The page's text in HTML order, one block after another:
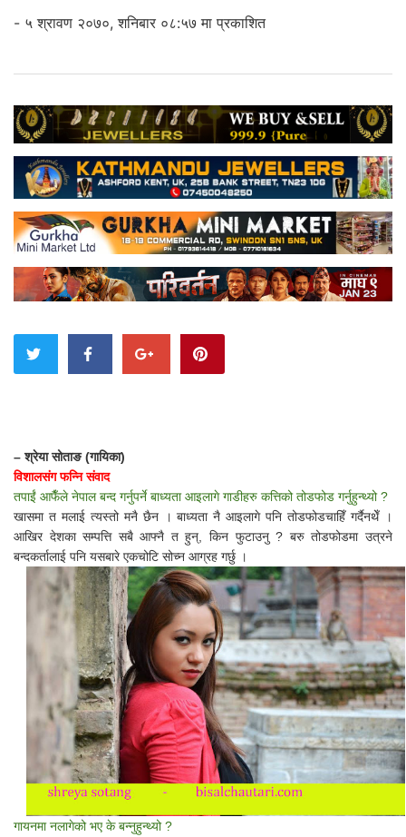
- ५ श्रावण २०७०, शनिबार ०८:५७ मा प्रकाशित
– श्रेया सोताङ (गायिका)
विशालसंग फन्नि संवाद
तपाईं आफैँले नेपाल बन्द गर्नुपर्ने बाध्यता आइलागे गाडीहरु कत्तिको तोडफोड गर्नुहुन्थ्यो ?
खासमा त मलाई त्यस्तो मनै छैन । बाध्यता नै आइलागे पनि तोडफोडचाहिँ गर्दैनथेँ ।
आखिर देशका सम्पत्ति सबै आफ्नै त हुन्, किन फुटाउनु ? बरु तोडफोडमा उत्रने
बन्दकर्तालाई पनि यसबारे एकचोटि सोच्न आग्रह गर्छु ।
गायनमा नलागेको भए के बन्नुहुन्थ्यो ?